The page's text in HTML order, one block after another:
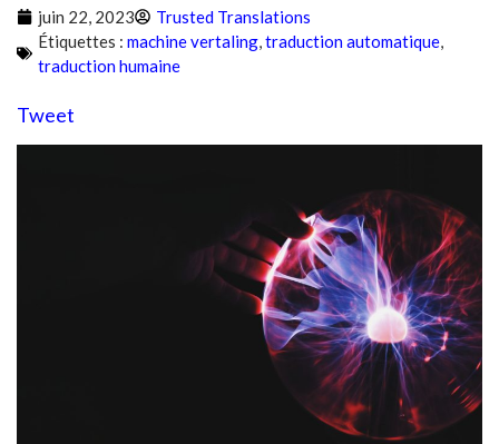
juin 22, 2023
Trusted Translations
Étiquettes : machine vertaling,traduction automatique,
traduction humaine
Tweet